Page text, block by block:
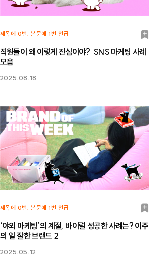
제목에 0번, 본문에 1번 언급
북
마
직원들이 왜 이렇게 진심이야? SNS 마케팅 사례
모음
2025.08.18
제목에 0번, 본문에 1번 언급
북
마
‘야외 마케팅’의 계절, 바이럴 성공한 사례는? 이주
의 일 잘한 브랜드 2
2025.05.12